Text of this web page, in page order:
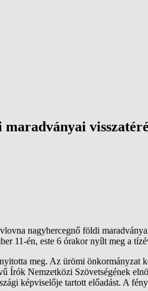
nagyhercegnő földi
11-én, este 6 órakor nyílt meg a
meg. Az ürömi önkormányzat
Írók Nemzetközi Szövetségének
képviselője tartott előadást. A